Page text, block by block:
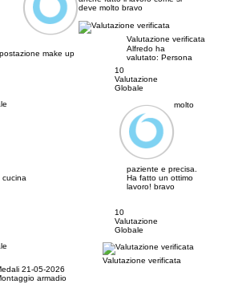
make up
deve molto bravo
10
Valutazione
Globale
Valutazione verificata
cucina
Alfredo ha
valutato: Persona
molto
paziente e precisa.
Ha fatto un ottimo
lavoro! bravo
10
Valutazione
Globale
Valutazione verificata
21-05-2026
armadio